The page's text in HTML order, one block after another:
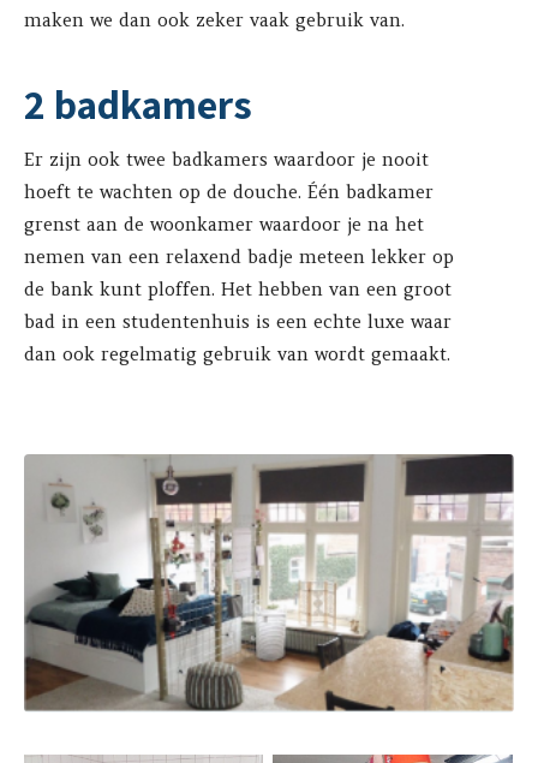
maken we dan ook zeker vaak gebruik van.
2 badkamers
Er zijn ook twee badkamers waardoor je nooit
hoeft te wachten op de douche. Één badkamer
grenst aan de woonkamer waardoor je na het
nemen van een relaxend badje meteen lekker op
de bank kunt ploffen. Het hebben van een groot
bad in een studentenhuis is een echte luxe waar
dan ook regelmatig gebruik van wordt gemaakt.